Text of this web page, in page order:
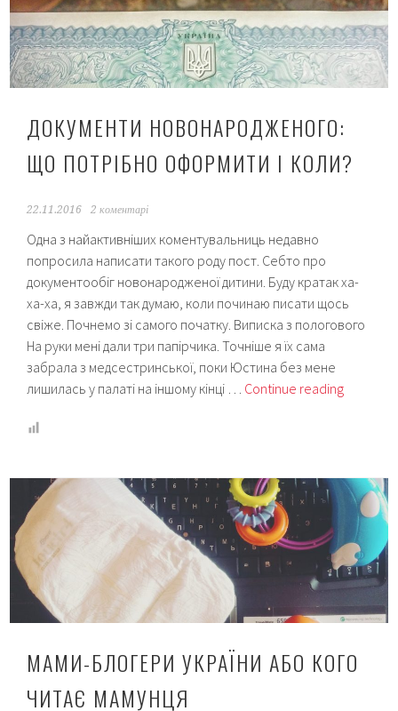
ДОКУМЕНТИ НОВОНАРОДЖЕНОГО:
ЩО ПОТРІБНО ОФОРМИТИ І КОЛИ?
22.11.2016 2 коментарі
Одна з найактивніших коментувальниць недавно
попросила написати такого роду пост. Себто про
документообіг новонародженої дитини. Буду кратак ха-
ха-ха, я завжди так думаю, коли починаю писати щось
свіже. Почнемо зі самого початку. Виписка з пологового
На руки мені дали три папірчика. Точніше я їх сама
забрала з медсестринської, поки Юстина без мене
лишилась у палаті на іншому кінці … Continue reading
коли?
МАМИ-БЛОГЕРИ УКРАЇНИ АБО КОГО
ЧИТАЄ МАМУНЦЯ